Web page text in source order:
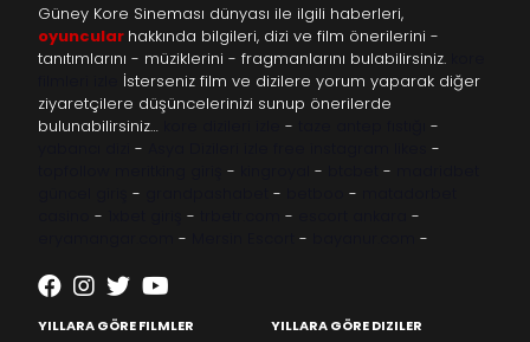
Güney Kore Sineması dünyası ile ilgili haberleri,
oyuncular hakkında bilgileri, dizi ve film önerilerini -
tanıtımlarını - müziklerini - fragmanlarını bulabilirsiniz.
İsterseniz film ve dizilere yorum yaparak diğer
ziyaretçilere düşüncelerinizi sunup önerilerde
bulunabilirsiniz…
-
-
-
-
- - -
- - -
- - -
-
- - -
YILLARA GÖRE FILMLER YILLARA GÖRE DIZILER